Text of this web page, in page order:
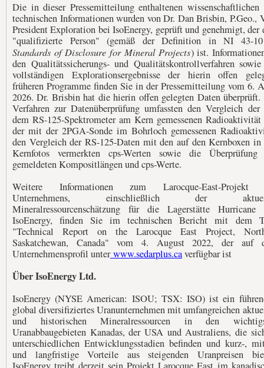
Die in dieser Pressemitteilung enthaltenen wissenschaftlichen
technischen Informationen wurden von Dr. Dan Brisbin, P.Geo.,
President Exploration bei IsoEnergy, geprüft und genehmigt, der
"qualifizierte Person" (gemäß der Definition in NI 43-
Standards of Disclosure for Mineral Projects) ist.
den Qualitätssicherungs- und Qualitätskontrollverfahren
vollständigen Explorationsergebnisse der hierin offen
früheren Programme finden Sie in der Pressemitteilung vom 6.
2026. Dr. Brisbin hat die hierin offen gelegten Daten
Verfahren zur Datenüberprüfung umfassten den Vergleich
dem RS-125-Spektrometer am Kern gemessenen
der mit der 2PGA-Sonde im Bohrloch gemessenen
den Vergleich der RS-125-Daten mit den auf den Kernboxen in
Kernfotos vermerkten cps-Werten sowie die Überprüfung
gemeldeten Kompositlängen und cps-Werte.
Weitere Informationen zum Larocque-East-Projekt
Unternehmens, einschließlich der
Mineralressourcenschätzung für die Lagerstätte Hurricane
IsoEnergy, finden Sie im technischen Bericht mit dem
"Technical Report on the Larocque East Project,
Saskatchewan, Canada" vom 4. August 2022, der auf
Unternehmensprofil unter www.sedarplus.caverfügbar ist
Über IsoEnergy Ltd.
IsoEnergy (NYSE American: ISOU; TSX: ISO) ist ein
global diversifiziertes Uranunternehmen mit umfangreichen
und historischen Mineralressourcen in den
Uranabbaugebieten Kanadas, der USA und Australiens, die
unterschiedlichen Entwicklungsstadien befinden und kurz-,
und langfristige Vorteile aus steigenden Uranpreisen